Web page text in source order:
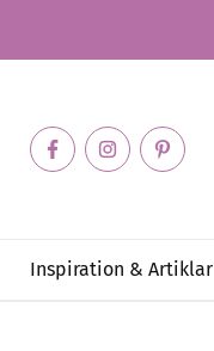
Inspiration & Artiklar